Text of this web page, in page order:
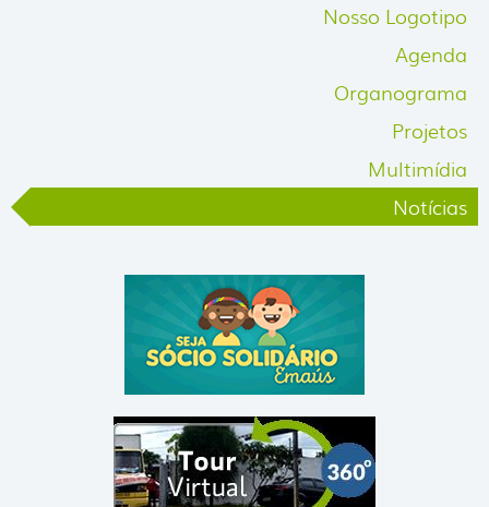
Nosso Logotipo
Agenda
Organograma
Projetos
Multimídia
Notícias